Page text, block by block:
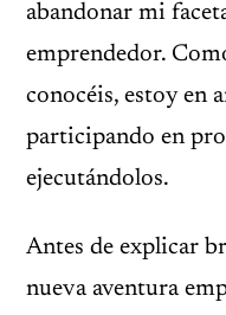
abandonar mi
emprendedor.
conocéis, estoy en
participando en
ejecutándolos.
Antes de explicar
nueva aventura